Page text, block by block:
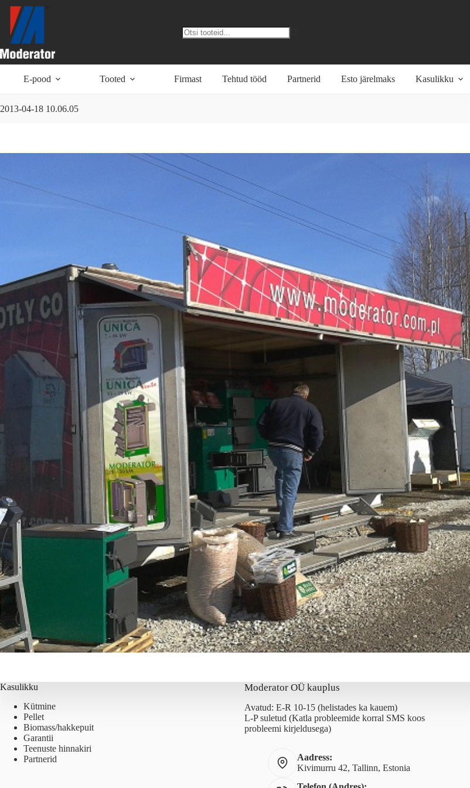
Skip
content
E-pood Tooted Firmast Tehtud tööd Partnerid Esto järelmaks Kasulikku
2013-04-18 10.06.05
Kasulikku
Kütmine
Pellet
Biomass/hakkepuit
Garantii
Teenuste hinnakiri
Partnerid
Moderator OÜ kauplus
Avatud: E-R 10-15 (helistades ka kauem)
L-P suletud (Katla probleemide korral SMS koos
probleemi kirjeldusega)
Aadress:
Kivimurru 42, Tallinn, Estonia